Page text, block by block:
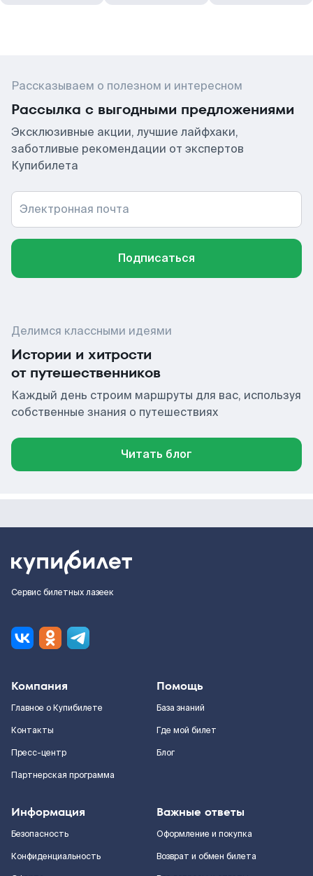
Рассказываем о полезном и интересном
Рассылка с выгодными предложениями
Эксклюзивные акции, лучшие лайфхаки,
заботливые рекомендации от экспертов
Купибилета
Электронная почта
Подписаться
Делимся классными идеями
Истории и хитрости
от путешественников
Каждый день строим маршруты для вас, используя
собственные знания о путешествиях
Читать блог
Сервис билетных лазеек
Компания
Главное о Купибилете
Контакты
Пресс-центр
Партнерская программа
Помощь
База знаний
Где мой билет
Блог
Информация
Безопасность
Конфиденциальность
Важные ответы
Оформление и покупка
Возврат и обмен билета